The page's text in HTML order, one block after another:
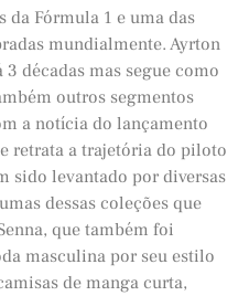
da Fórmula 1 e uma das
mundialmente. Ayrton
décadas mas segue como
outros segmentos
a notícia do lançamento
retrata a trajetória do piloto
sido levantado por diversas
dessas coleções que
que também foi
masculina por seu estilo
de manga curta,